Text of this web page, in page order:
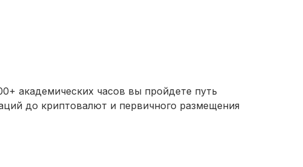
академических часов вы пройдете путь
до криптовалют и первичного размещения